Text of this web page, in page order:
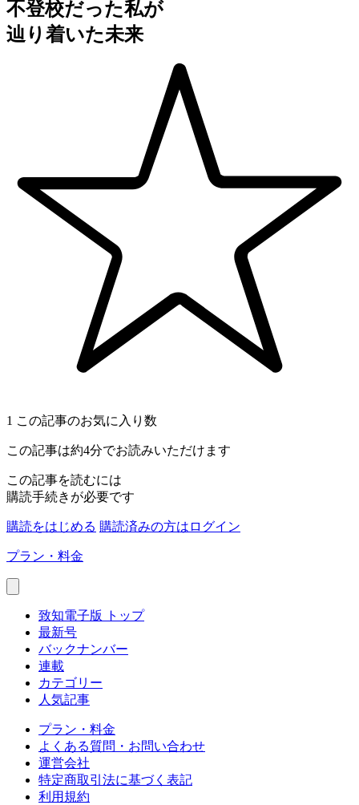
不登校だった私が
辿り着いた未来
1 この記事のお気に入り数
この記事は約4分でお読みいただけます
この記事を読むには
購読手続きが必要です
購読をはじめる 購読済みの方はログイン
プラン・料金
致知電子版 トップ
最新号
バックナンバー
連載
カテゴリー
人気記事
プラン・料金
よくある質問・お問い合わせ
運営会社
特定商取引法に基づく表記
利用規約